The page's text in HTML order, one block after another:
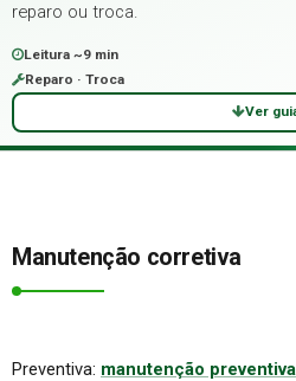
reparo ou troca.
Leitura ~9 min
Reparo · Troca
Ver
Manutenção corretiva
Preventiva: manutenção preventiva